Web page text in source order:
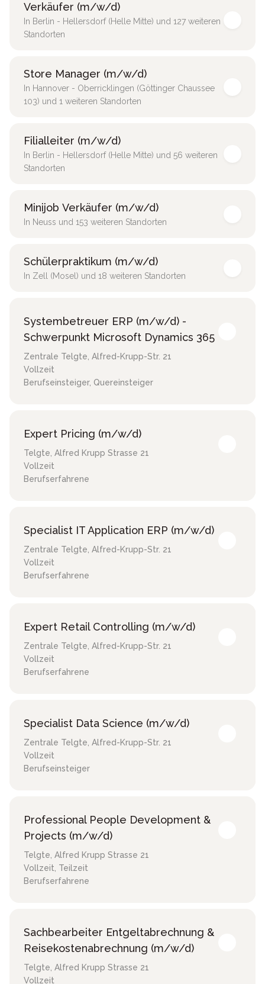
Verkäufer (m/w/d)
In Berlin - Hellersdorf (Helle Mitte) und 127 weiteren
Standorten
Store Manager (m/w/d)
In Hannover - Oberricklingen (Göttinger Chaussee
103) und 1 weiteren Standorten
Filialleiter (m/w/d)
In Berlin - Hellersdorf (Helle Mitte) und 56 weiteren
Standorten
Minijob Verkäufer (m/w/d)
In Neuss und 153 weiteren Standorten
Schülerpraktikum (m/w/d)
In Zell (Mosel) und 18 weiteren Standorten
Systembetreuer ERP (m/w/d) -
Schwerpunkt Microsoft Dynamics 365
Zentrale Telgte, Alfred-Krupp-Str. 21
Vollzeit
Berufseinsteiger, Quereinsteiger
Expert Pricing (m/w/d)
Telgte, Alfred Krupp Strasse 21
Vollzeit
Berufserfahrene
Specialist IT Application ERP (m/w/d)
Zentrale Telgte, Alfred-Krupp-Str. 21
Vollzeit
Berufserfahrene
Expert Retail Controlling (m/w/d)
Zentrale Telgte, Alfred-Krupp-Str. 21
Vollzeit
Berufserfahrene
Specialist Data Science (m/w/d)
Zentrale Telgte, Alfred-Krupp-Str. 21
Vollzeit
Berufseinsteiger
Professional People Development &
Projects (m/w/d)
Telgte, Alfred Krupp Strasse 21
Vollzeit, Teilzeit
Berufserfahrene
Sachbearbeiter Entgeltabrechnung &
Reisekostenabrechnung (m/w/d)
Telgte, Alfred Krupp Strasse 21
Vollzeit